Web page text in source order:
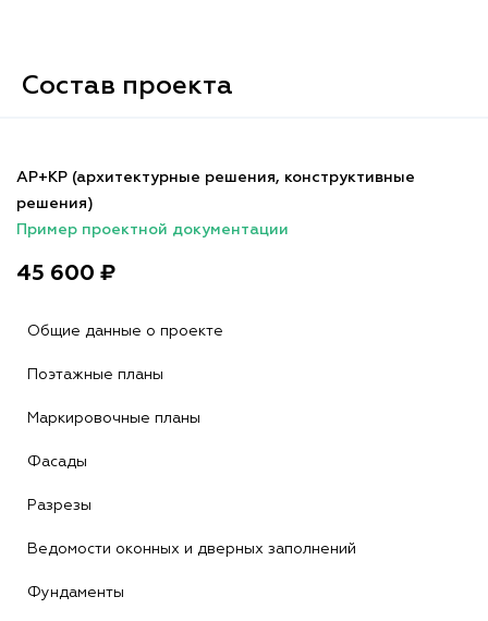
Состав проекта
АР+КР (архитектурные решения, конструктивные
решения)
Пример проектной документации
45 600 ₽
Общие данные о проекте
Поэтажные планы
Маркировочные планы
Фасады
Разрезы
Ведомости оконных и дверных заполнений
Фундаменты